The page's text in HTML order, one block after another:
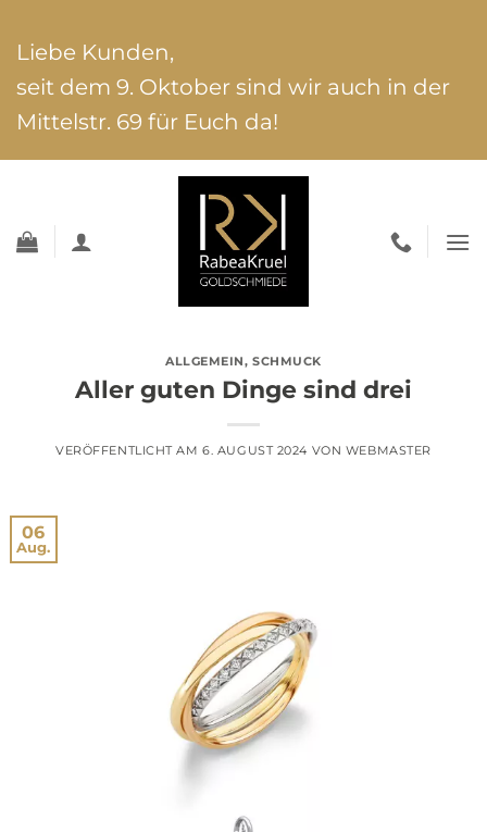
Inhalt
springen
Liebe Kunden,
seit dem 9. Oktober sind wir auch in der
Mittelstr. 69 für Euch da!
ALLGEMEIN,SCHMUCK
Aller guten Dinge sind drei
VERÖFFENTLICHT AM6. AUGUST 2024 VON WEBMASTER
06
Aug.